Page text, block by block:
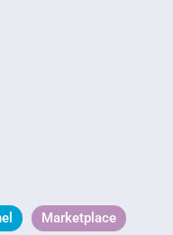
Marketplace